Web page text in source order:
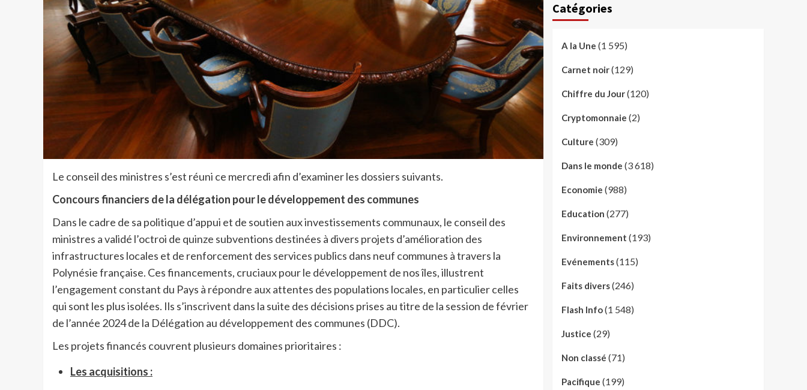
Le conseil des ministres s’est réuni ce mercredi afin d’examiner les dossiers suivants.
Concours financiers de la délégation pour le développement des communes
Dans le cadre de sa politique d’appui et de soutien aux investissements communaux, le conseil des
ministres a validé l’octroi de quinze subventions destinées à divers projets d’amélioration des
infrastructures locales et de renforcement des services publics dans neuf communes à travers la
Polynésie française. Ces financements, cruciaux pour le développement de nos îles, illustrent
l’engagement constant du Pays à répondre aux attentes des populations locales, en particulier celles
qui sont les plus isolées. Ils s’inscrivent dans la suite des décisions prises au titre de la session de février
de l’année 2024 de la Délégation au développement des communes (DDC).
Les projets financés couvrent plusieurs domaines prioritaires :
Les acquisitions :
Catégories
A la Une (1 595)
Carnet noir(129)
Chiffre du Jour(120)
Cryptomonnaie (2)
Culture (309)
Dans le monde (3 618)
Economie (988)
Education (277)
Environnement (193)
Evénements(115)
Faits divers(246)
Flash Info(1 548)
Justice (29)
Non classé (71)
Pacifique (199)